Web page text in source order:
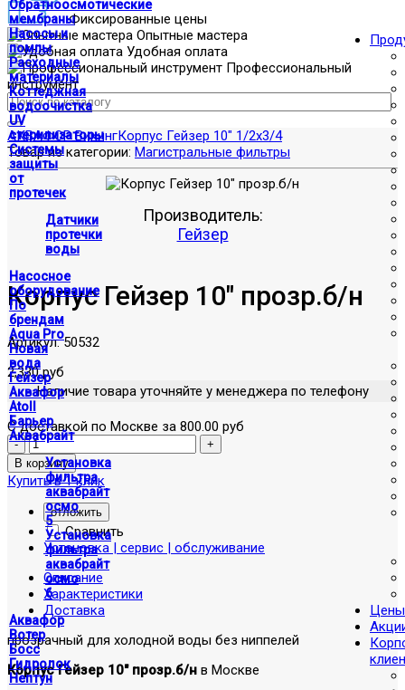
Обратноосмотические
мембраны
Насосы и
помпы
Расходные
материалы
Коттеджная
водоочистка
UV
стерилизаторы
Системы
защиты
от
протечек
Датчики
протечки
воды
Насосное
оборудование
По
брендам
Aqua Pro
Новая
вода
Гейзер
Аквафор
Atoll
Барьер
Аквабрайт
Установка
фильтра
аквабрайт
осмо
5
Установка
фильтра
аквабрайт
осмо
6
Аквафор
Вотер
Босс
Гидролок
Нептун
Цены
Фиксированные цены
Опытные мастера
Удобная оплата
Профессиональный
инструмент
АКВАФОР ВикингКорпус Гейзер 10" 1/2х3/4
Товар из категории: Магистральные фильтры
Производитель:
Гейзер
Корпус Гейзер 10" прозр.б/н
Артикул:50532
2,330 руб
Наличие товара уточняйте у менеджера по телефону
С доставкой по Москве за 800.00 руб
Купить в 1 клик
отложить
Сравнить
Установка | сервис | обслуживание
Описание
Характеристики
Доставка
прозрачный для холодной воды без ниппелей
Корпус Гейзер 10" прозр.б/н в Москве